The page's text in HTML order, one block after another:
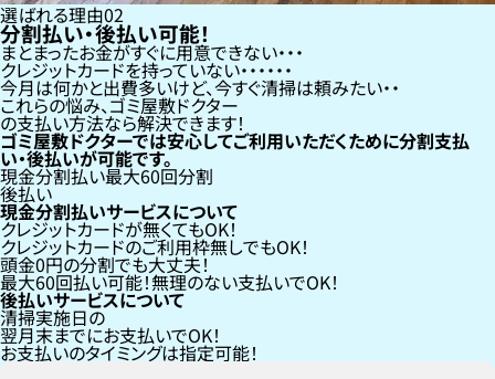
選ばれる理由02
分割払い・後払い可能！
まとまったお金がすぐに用意できない
クレジットカードを持っていない・・・
今月は何かと出費多いけど、今すぐ清掃は頼みたい
これらの悩み、ゴミ屋敷ドクター
の支払い方法なら解決できます！
ゴミ屋敷ドクターでは安心してご利用いただくために分割支払
い・後払いが可能です。
現金分割払い最大60回分割
後払い
現金分割払いサービスについて
クレジットカードが無くてもOK！
クレジットカードのご利用枠無しでもOK！
頭金0円の分割でも大丈夫！
最大60回払い可能！無理のない支払いでOK！
後払いサービスについて
清掃実施日の
翌月末までにお支払いでOK！
お支払いのタイミングは指定可能！